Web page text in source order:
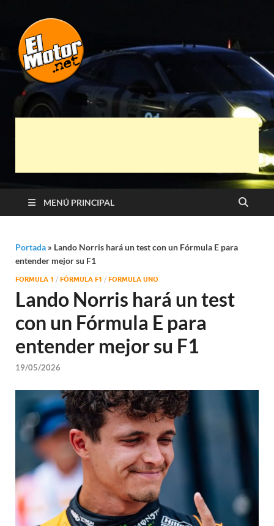
El Motor punto
Net
Automóviles
MENÚ PRINCIPAL
Portada » Lando Norris hará un test con un Fórmula E para
entender mejor su F1
FORMULA 1 / FÓRMULA F1 / FORMULA UNO
Lando Norris hará un test
con un Fórmula E para
entender mejor su F1
19/05/2026